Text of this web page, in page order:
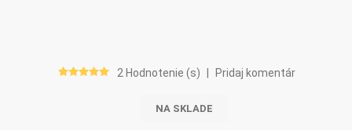
2 Hodnotenie (s) Pridaj komentár
NA SKLADE